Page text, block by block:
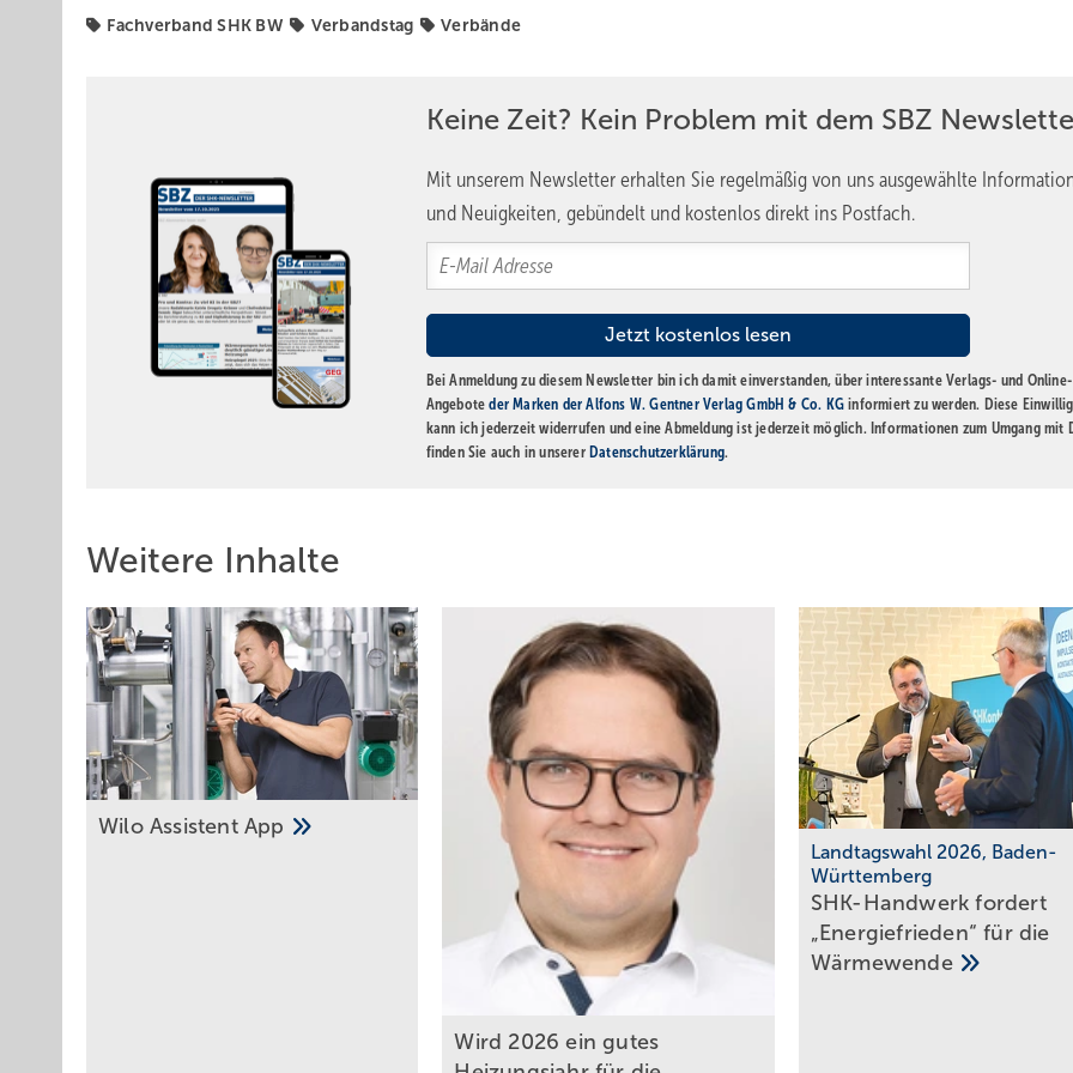
Fachverband SHK BW Verbandstag Verbände
Keine Zeit? Kein Problem mit dem SBZ
Mit unserem Newsletter erhalten Sie regelmäßig von uns ausgewählte
und Neuigkeiten, gebündelt und kostenlos direkt ins Postfach.
Bei Anmeldung zu diesem Newsletter bin ich damit einverstanden, über interessante Verlags- und Online-
Angeboteder Marken der Alfons W. Gentner Verlag GmbH & Co. KG informiert zu werden. Diese
kann ich jederzeit widerrufen und eine Abmeldung ist jederzeit möglich. Informationen zum Umgang mit
finden Sie auch in unserer Datenschutzerklärung.
Weitere Inhalte
Wilo Assis tent App
Wir d 2026 ein gutes
Landtagswahl 2026, Baden-
Württemberg
SHK-Handwerk fordert
„Energie­frieden“ für die
Wärme­wende